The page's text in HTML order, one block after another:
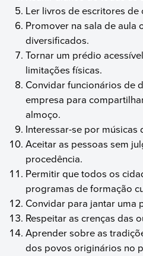
Ler livros de escritores de
Promover na sala de aula
diversificados.
Tornar um prédio
limitações físicas.
Convidar funcionários de
empresa para
almoço.
Interessar-se por músicas
Aceitar as pessoas sem
procedência.
Permitir que todos os
programas de formação
Convidar para jantar uma
Respeitar as crenças das
Aprender sobre as
dos povos originários no